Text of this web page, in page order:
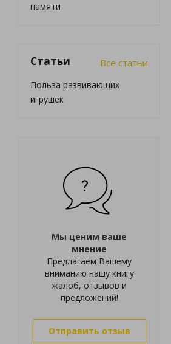
памяти
Статьи Все статьи
Польза развивающих
игрушек
Мы ценим ваше
мнение
Предлагаем Вашему
вниманию нашу книгу
жалоб, отзывов и
предложений!
Отправить отзыв